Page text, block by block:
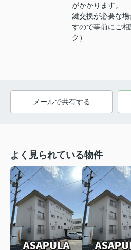
がかかります。
鍵交換が必要な
すので事前にご
ク）
メールで共有する
よく見られている物件